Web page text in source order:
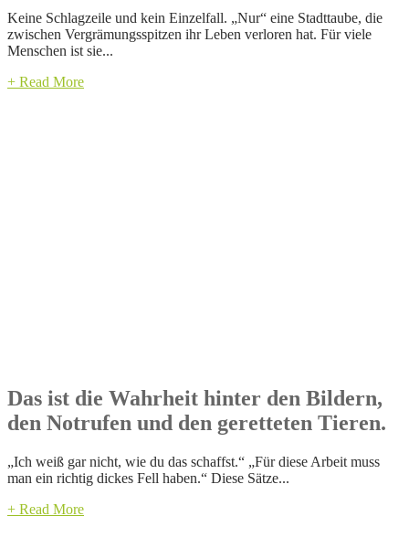
Keine Schlagzeile und kein Einzelfall. „Nur“ eine Stadttaube, die
zwischen Vergrämungsspitzen ihr Leben verloren hat. Für viele
Menschen ist sie...
+ Read More
Das ist die Wahrheit hinter den Bildern,
den Notrufen und den geretteten Tieren.
„Ich weiß gar nicht, wie du das schaffst.“ „Für diese Arbeit muss
man ein richtig dickes Fell haben.“ Diese Sätze...
+ Read More